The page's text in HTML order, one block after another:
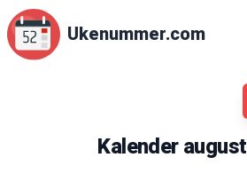
Ukenummer.com
Kalenderaugust